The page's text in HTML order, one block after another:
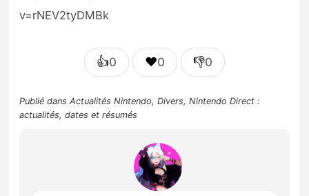
v=rNEV2tyDMBk
👍0 ❤️0 👎0
Publié dansActualités Nintendo,Divers,Nintendo Direct :
actualités, dates et résumés